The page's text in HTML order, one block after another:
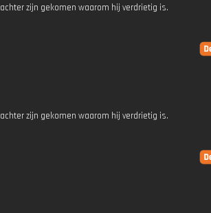
zijn gekomen waarom hij verdrietig is.
zijn gekomen waarom hij verdrietig is.